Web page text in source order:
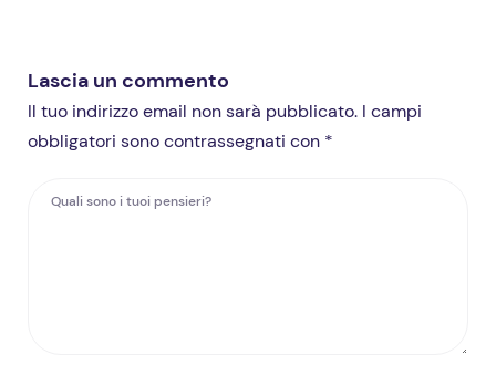
Lascia un commento
Il tuo indirizzo email non sarà pubblicato. I campi
obbligatori sono contrassegnati con *